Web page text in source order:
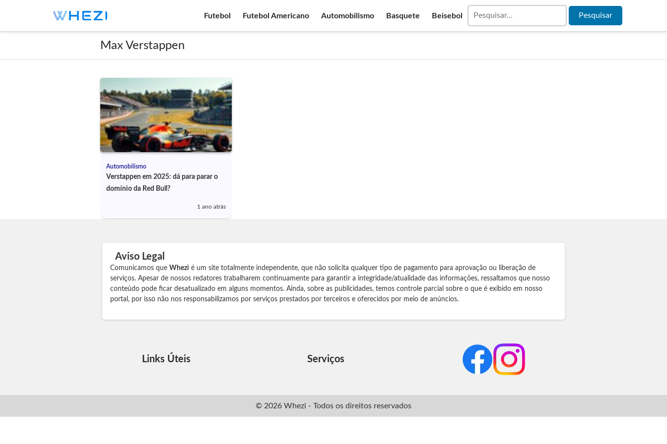
Futebol Futebol Americano Automobilismo Basquete Beisebol
Max Verstappen
Automobilismo
Verstappen em 2025: dá para parar o
domínio da Red Bull?
1 ano atrás
Aviso Legal
Comunicamos que Whezi é um site totalmente independente, que não solicita qualquer tipo de pagamento para aprovação ou liberação de
serviços. Apesar de nossos redatores trabalharem continuamente para garantir a integridade/atualidade das informações, ressaltamos que nosso
conteúdo pode ficar desatualizado em alguns momentos. Ainda, sobre as publicidades, temos controle parcial sobre o que é exibido em nosso
portal, por isso não nos responsabilizamos por serviços prestados por terceiros e oferecidos por meio de anúncios.
Links Úteis Serviços
© 2026 Whezi - Todos os direitos reservados